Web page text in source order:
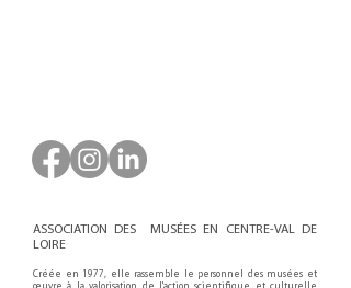
ASSOCIATION DES MUSÉES EN CENTRE-VAL DE
LOIRE
Créée en 1977, elle rassemble le personnel des musées et